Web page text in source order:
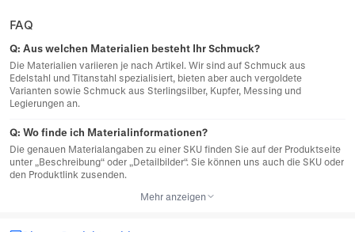
FAQ
Q: Aus welchen Materialien besteht Ihr Schmuck?
Die Materialien variieren je nach Artikel. Wir sind auf Schmuck aus
Edelstahl und Titanstahl spezialisiert, bieten aber auch vergoldete
Varianten sowie Schmuck aus Sterlingsilber, Kupfer, Messing und
Legierungen an.
Q: Wo finde ich Materialinformationen?
Die genauen Materialangaben zu einer SKU finden Sie auf der Produktseite
unter „Beschreibung“ oder „Detailbilder“. Sie können uns auch die SKU oder
den Produktlink zusenden.
Mehr anzeigen